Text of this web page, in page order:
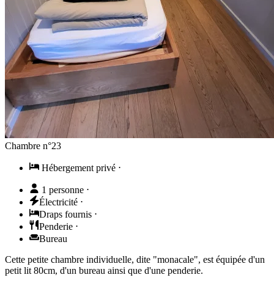
Chambre n°23
Hébergement privé ⋅
1 personne ⋅
Électricité ⋅
Draps fournis ⋅
Penderie ⋅
Bureau
Cette petite chambre individuelle, dite "monacale", est équipée d'un
petit lit 80cm, d'un bureau ainsi que d'une penderie.